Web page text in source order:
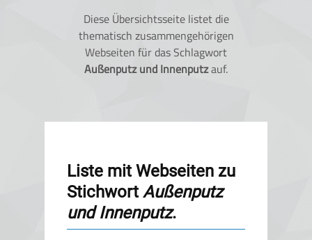
Diese Übersichtsseite listet die
thematisch zusammengehörigen
Webseiten für das Schlagwort
Außenputz und Innenputzauf.
Liste mit Webseiten zu
Stichwort Außenputz
und Innenputz.